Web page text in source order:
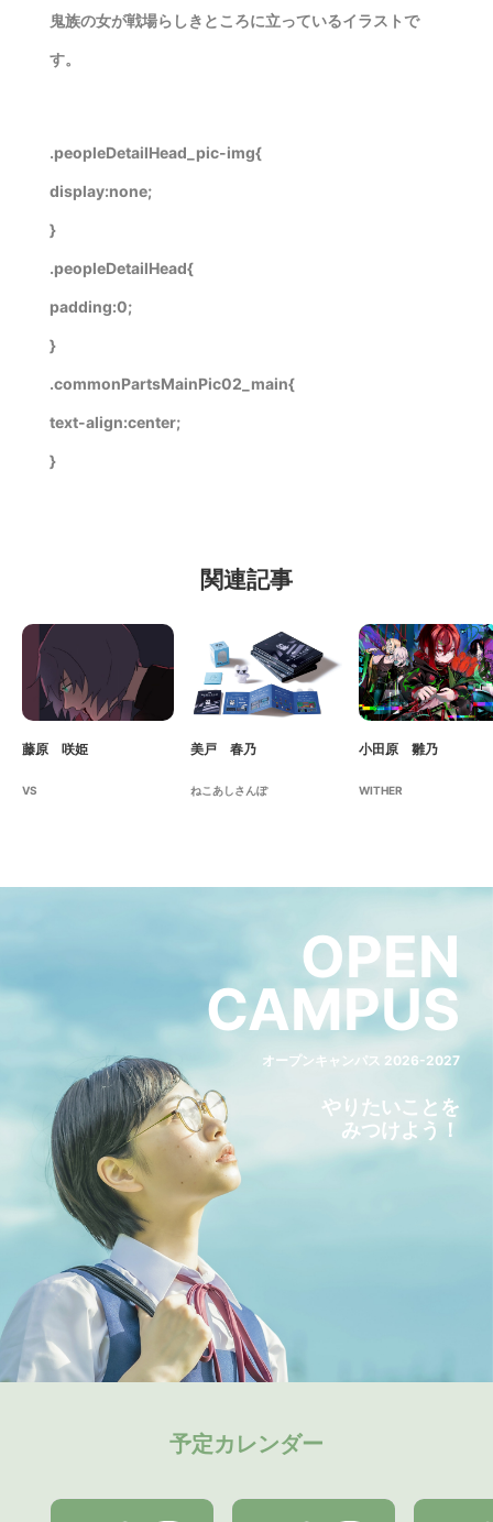
鬼族の女が戦場らしきところに立っているイラストで
す。
.peopleDetailHead_pic-img{
display:none;
}
.peopleDetailHead{
padding:0;
}
.commonPartsMainPic02_main{
text-align:center;
}
関連記事
藤原 咲姫
VS
美戸 春乃
ねこあしさんぽ
小田原 雛乃
WITHER
OPEN
CAMPUS
オープンキャンパス 2026-2027
やりたいことを
みつけよう！
予定カレンダー